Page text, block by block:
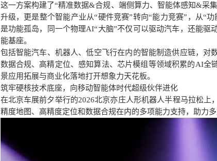
这一方案构建了“精准数据&合规、端侧算力、智能体感知&采
升级，更是整个智能产业从“硬件竞赛”转向“能力竞赛”，从“
是功能孤岛，同一个物理AI“大脑”不仅可以驱动汽车，还能
能基座。
包括智能汽车、机器人、低空飞行在内的智能制造供应链，
数据合规、高精定位、感知算法、芯片模组等领域积累的AI全
景应用拓展与商业化落地打开想象力天花板。
筑牢硬核技术底座，向移动智能体时代超级伙伴进化
在北京车展前夕举行的2026北京亦庄人形机器人半程马拉松上
精度地图、高精度定位和数据合规在内的多项能力支持，助力